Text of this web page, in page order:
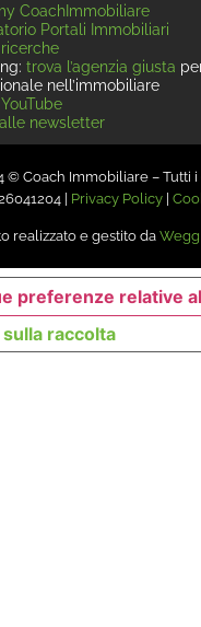
CoachImmobiliare
Portali Immobiliari
trova l’agenzia giusta
nell’immobiliare
newsletter
© Coach Immobiliare – Tutti i
|
Privacy Policy|
realizzato e gestito da
raccolta
preferenze relative